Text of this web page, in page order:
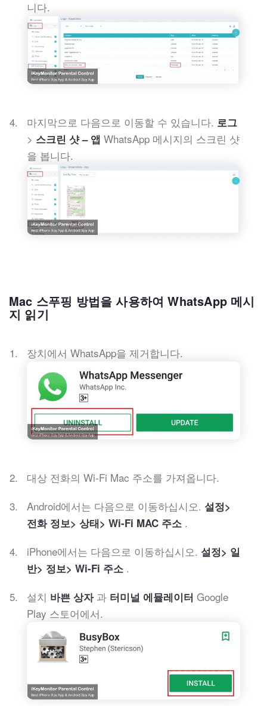
니다.
마지막으로 다음으로 이동할 수 있습니다. 로그
> 스크린 샷 – 앱 WhatsApp 메시지의 스크린 샷
을 봅니다.
Mac 스푸핑 방법을 사용하여 WhatsApp 메시
지 읽기
장치에서 WhatsApp을 제거합니다.
대상 전화의 Wi-Fi Mac 주소를 가져옵니다.
Android에서는 다음으로 이동하십시오. 설정>
전화 정보> 상태> Wi-Fi MAC 주소 .
iPhone에서는 다음으로 이동하십시오. 설정> 일
반> 정보> Wi-Fi 주소 .
설치 바쁜 상자과 터미널 에뮬레이터 Google
Play 스토어에서.